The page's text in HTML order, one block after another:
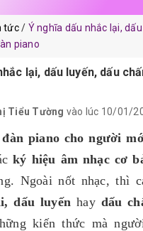
tức
Ý nghĩa dấu nhắc lại,
piano
lại, dấu luyến, dấu
Tiểu Tường vào lúc 10/01/
đàn piano cho người
ký hiệu âm nhạc cơ
Ngoài nốt nhạc, thì
dấu luyến hay dấu
kiến thức mà